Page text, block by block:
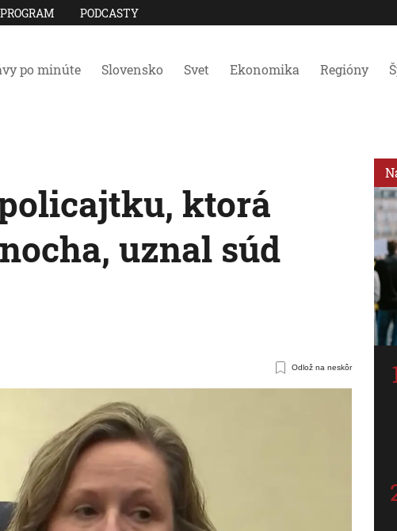
PODCASTY
po minúte Slovensko Svet Ekonomika Regióny
ktorá
uznal súd
Odlož na neskôr